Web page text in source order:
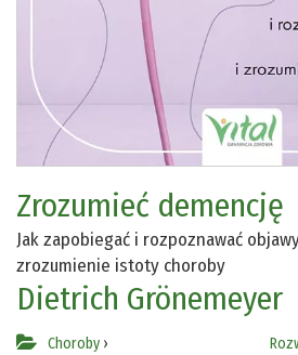
Zrozumieć demencję
Jak zapobiegać i rozpoznawać
zrozumienie istoty choroby
Dietrich Grönemeyer
Choroby ›